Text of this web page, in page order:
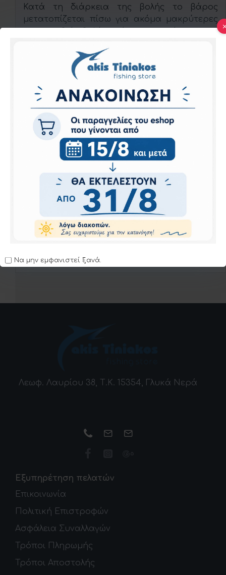
Να μην εμφανιστεί ξανά.
Κατά τη διάρκεια της βολής το βάρος
μετατοπίζεται πίσω για ακόμα μακρύτερες
και ακριβείς βολές ενώ εν συνεχεία ο extra
παραμείνει το βάρος εμπρός κατά την
ανάκτηση και να έχουμε πιο σταθερή κίνηση
και πλεύση.Η προκλητική αυτή πλεύση
καθιστά τα MAG® SLIM FLOATING ιδανικά
για κάθε είδους θήραμα .
New magnetic weight transfer system
(INTERNATIONAL PATEND)
Realistic baitfish patterns
Floating
Εσωτερικό σύστημα ήχου
Βάθος πλεύσης: 1.0-6.0 m
Μοντέλο Μήκος Βάρος
R1534 90mm 6gr Floating
Κριτικές
Λεωφ. Λαυρίου 38, Τ.Κ. 15354, Γλυκά Νερά
Εξυπηρέτηση πελατών
Επικοινωνία
Πολιτική Επιστροφών
Ασφάλεια Συναλλαγών
Τρόποι Πληρωμής
Τρόποι Αποστολής